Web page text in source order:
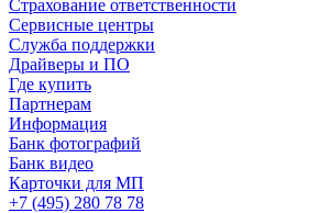
Страхование ответственности
Сервисные центры
Служба поддержки
Драйверы и ПО
Где купить
Партнерам
Информация
Банк фотографий
Банк видео
Карточки для МП
+7 (495) 280 78 78